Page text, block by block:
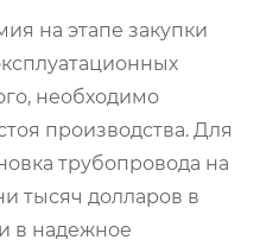
на этапе закупки
необходимо
производства. Для
трубопровода на
тысяч долларов в
в надежное